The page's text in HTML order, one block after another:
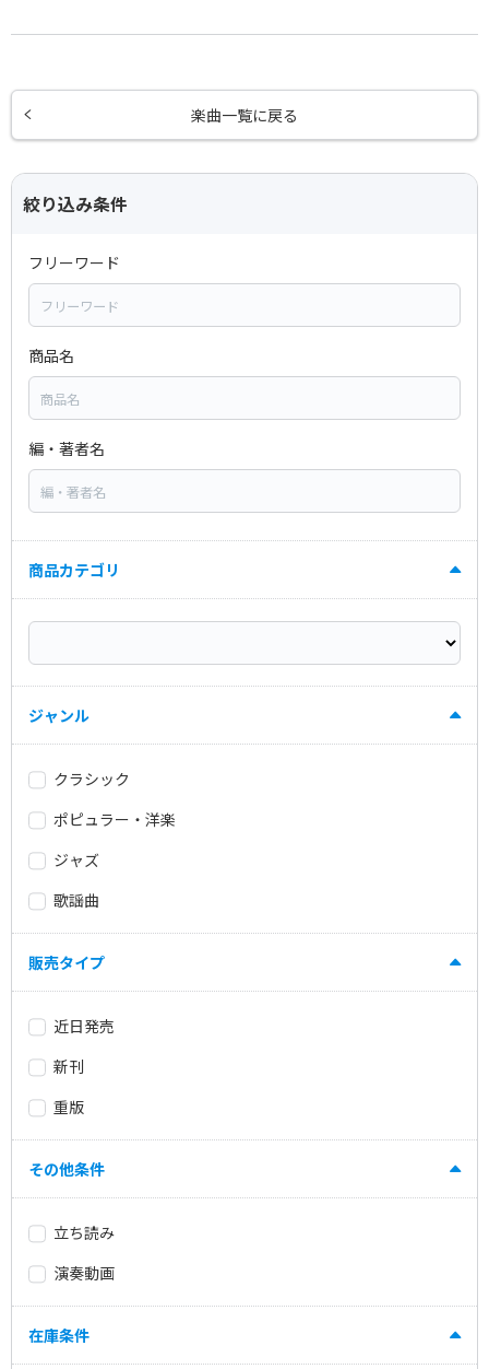
楽曲一覧に戻る
絞り込み条件
フリーワード
商品名
編・著者名
商品カテゴリ
ジャンル
クラシック
ポピュラー・洋楽
ジャズ
歌謡曲
販売タイプ
近日発売
新刊
重版
その他条件
立ち読み
演奏動画
在庫条件